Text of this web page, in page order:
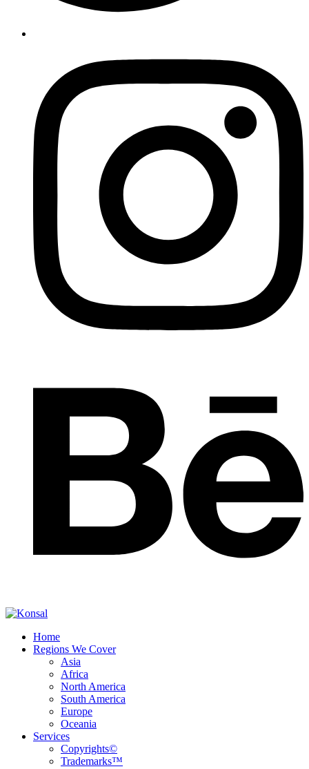
Home
Regions We Cover
Asia
Africa
North America
South America
Europe
Oceania
Services
Copyrights©
Trademarks™